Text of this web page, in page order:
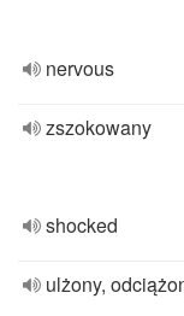
nervous
zszokowany
shocked
ulżony,